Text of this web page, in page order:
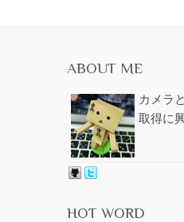
ABOUT ME
カメラ
取得に
HOT WORD